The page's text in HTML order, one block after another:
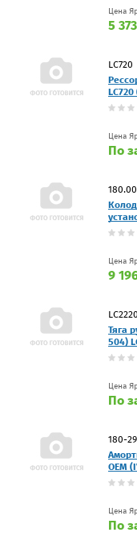
Цена
5
LC720
LC720
Цена
По
Цена
9
Тяга
504)
Цена
По
180-
OEM
Цена
По